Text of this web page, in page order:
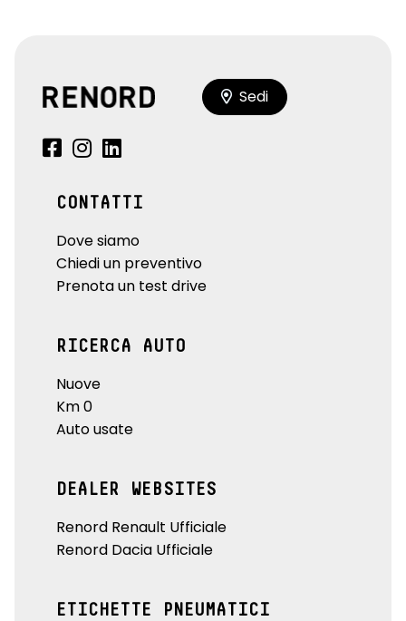
Sedi
CONTATTI
Dove siamo
Chiedi un preventivo
Prenota un test drive
RICERCA AUTO
Nuove
Km 0
Auto usate
DEALER WEBSITES
Renord Renault Ufficiale
Renord Dacia Ufficiale
ETICHETTE PNEUMATICI